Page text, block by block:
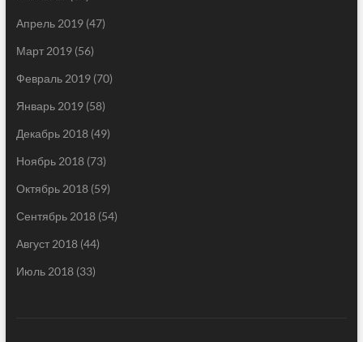
Апрель 2019(47)
Март 2019(56)
Февраль 2019(70)
Январь 2019(58)
Декабрь 2018(49)
Ноябрь 2018(73)
Октябрь 2018(59)
Сентябрь 2018(54)
Август 2018(44)
Июль 2018(33)